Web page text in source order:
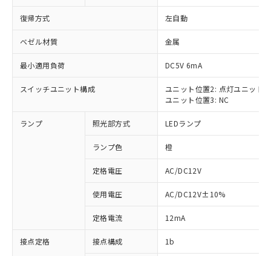
復帰方式 左自動
ベゼル材質 金属
最小適用負荷 DC5V 6mA
スイッチユニット構成
ユニット位置2: 点灯ユニット
ユニット位置3: NC
ランプ 照光部方式 LEDランプ
ランプ色 橙
定格電圧 AC/DC12V
使用電圧 AC/DC12V±10%
定格電流 12mA
接点定格 接点構成 1b
※1 対応状況
対応済み：EU RoHS指令（10物質）の
非含有に対応した製品が提供可能な商品で